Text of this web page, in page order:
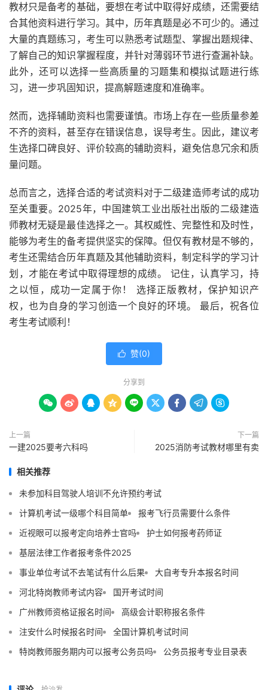
教材只是备考的基础，要想在考试中取得好成绩，还需要结
合其他资料进行学习。其中，历年真题是必不可少的。通过
大量的真题练习，考生可以熟悉考试题型、掌握出题规律、
了解自己的知识掌握程度，并针对薄弱环节进行查漏补缺。
此外，还可以选择一些高质量的习题集和模拟试题进行练
习，进一步巩固知识，提高解题速度和准确率。
然而，选择辅助资料也需要谨慎。市场上存在一些质量参差
不齐的资料，甚至存在错误信息，误导考生。因此，建议考
生选择口碑良好、评价较高的辅助资料，避免信息冗余和质
量问题。
总而言之，选择合适的考试资料对于二级建造师考试的成功
至关重要。2025年，中国建筑工业出版社出版的二级建造
师教材无疑是最佳选择之一。其权威性、完整性和及时性，
能够为考生的备考提供坚实的保障。但仅有教材是不够的，
考生还需结合历年真题及其他辅助资料，制定科学的学习计
划，才能在考试中取得理想的成绩。 记住，认真学习，持
之以恒，成功一定属于你！ 选择正版教材，保护知识产
权，也为自身的学习创造一个良好的环境。 最后，祝各位
考生考试顺利！
 赞(0)
分享到
        
上一篇
一建2025要考六科吗
下一篇
2025消防考试教材哪里有卖
相关推荐
未参加科目驾驶人培训不允许预约考试
计算机考试一级哪个科目简单
报考飞行员需要什么条件
近视眼可以报考定向培养士官吗
护士如何报考药师证
基层法律工作者报考条件2025
事业单位考试不去笔试有什么后果
大自考专升本报名时间
河北特岗教师考试内容
国开考试时间
广州教师资格证报名时间
高级会计职称报名条件
注安什么时候报名时间
全国计算机考试时间
特岗教师服务期内可以报考公务员吗
公务员报考专业目录表